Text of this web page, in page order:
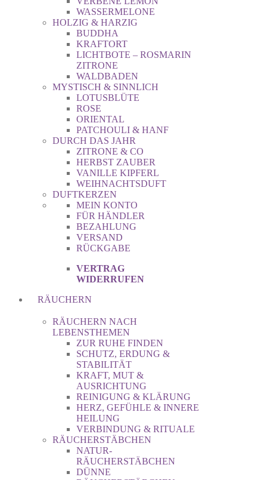
WASSERMELONE
HOLZIG & HARZIG
BUDDHA
KRAFTORT
LICHTBOTE – ROSMARIN
ZITRONE
WALDBADEN
MYSTISCH & SINNLICH
LOTUSBLÜTE
ROSE
ORIENTAL
PATCHOULI & HANF
DURCH DAS JAHR
ZITRONE & CO
HERBST ZAUBER
VANILLE KIPFERL
WEIHNACHTSDUFT
DUFTKERZEN
MEIN KONTO
FÜR HÄNDLER
BEZAHLUNG
VERSAND
RÜCKGABE
VERTRAG
WIDERRUFEN
RÄUCHERN
RÄUCHERN NACH
LEBENSTHEMEN
ZUR RUHE FINDEN
SCHUTZ, ERDUNG &
STABILITÄT
KRAFT, MUT &
AUSRICHTUNG
REINIGUNG & KLÄRUNG
HERZ, GEFÜHLE & INNERE
HEILUNG
VERBINDUNG & RITUALE
RÄUCHERSTÄBCHEN
NATUR-
RÄUCHERSTÄBCHEN
DÜNNE